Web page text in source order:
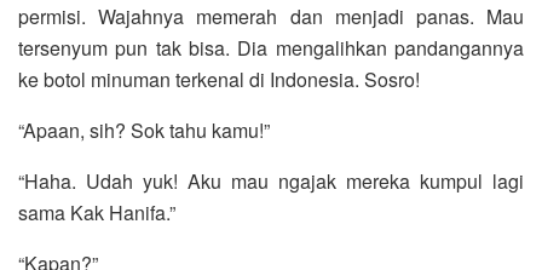
permisi. Wajahnya memerah dan menjadi panas. Mau
tersenyum pun tak bisa. Dia mengalihkan pandangannya
ke botol minuman terkenal di Indonesia. Sosro!
“Apaan, sih? Sok tahu kamu!”
“Haha. Udah yuk! Aku mau ngajak mereka kumpul lagi
sama Kak Hanifa.”
“Kapan?”